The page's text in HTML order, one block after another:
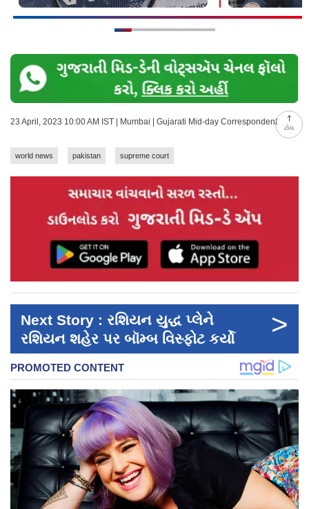
ટોચ
23 April, 2023 10:00 AM IST | Mumbai | Gujarati Mid-day Correspondent
world news pakistan supreme court
Next Story : રશિયન યુદ્ધ પ્લેને
રશિયન શહેર પર બૉમ્બ વિસ્ફોટ કર્યો
>